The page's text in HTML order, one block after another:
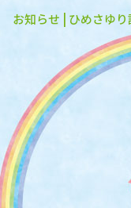
お知らせ | ひめさゆ